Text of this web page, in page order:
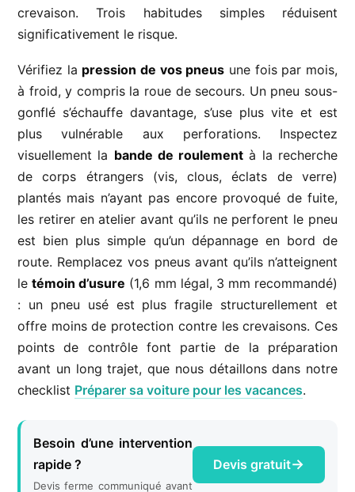
crevaison. Trois habitudes simples réduisent
significativement le risque.
Vérifiez la pression de vos pneus une fois par mois,
à froid, y compris la roue de secours. Un pneu sous-
gonflé s’échauffe davantage, s’use plus vite et est
plus vulnérable aux perforations. Inspectez
visuellement la bande de roulement à la recherche
de corps étrangers (vis, clous, éclats de verre)
plantés mais n’ayant pas encore provoqué de fuite,
les retirer en atelier avant qu’ils ne perforent le pneu
est bien plus simple qu’un dépannage en bord de
route. Remplacez vos pneus avant qu’ils n’atteignent
letémoin d’usure (1,6 mm légal, 3 mm recommandé)
: un pneu usé est plus fragile structurellement et
offre moins de protection contre les crevaisons. Ces
points de contrôle font partie de la préparation
avant un long trajet, que nous détaillons dans notre
checklist Préparer sa voiture pour les vacances.
Besoin d’une intervention
rapide ?
Devis ferme communiqué avant
Devis gratuit